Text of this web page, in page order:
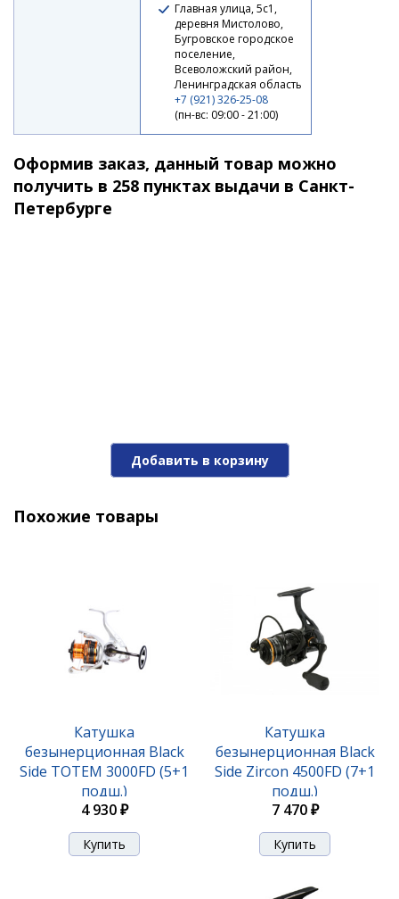
Катушка безынерционная фидерная Black Side
Selector 5500FD (6+1 подш.)
Главная улица, 5с1,
деревня Мистолово,
Бугровское городское
поселение,
Всеволожский район,
Ленинградская область
+7 (921) 326-25-08
(пн-вс: 09:00 - 21:00)
Оформив заказ, данный товар можно
получить в 258 пунктах выдачи в Санкт-
Петербурге
Добавить в корзину
Похожие товары
Катушка
безынерционная Black
Side TOTEM 3000FD (5+1
подш.)
4 930 ₽
Катушка
безынерционная Black
Side Zircon 4500FD (7+1
подш.)
7 470 ₽